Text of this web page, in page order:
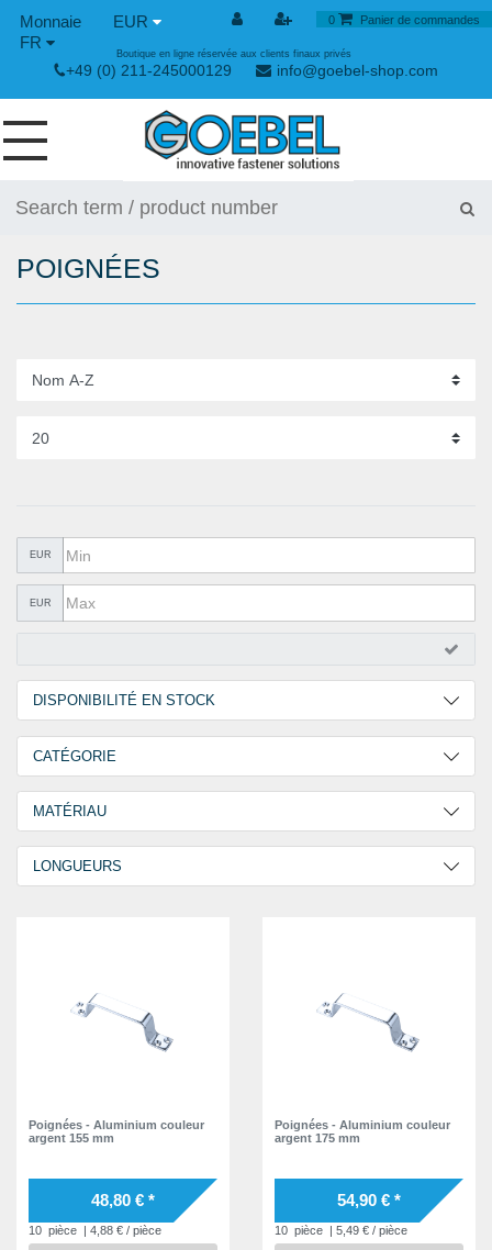
FR
EUR 0 Panier de commandes
+49 (0) 211-245000129 info@goebel-shop.com
Boutique en ligne réservée aux clients finaux privés
VIS
OUTILLAGE POUR RIVETS
COLLER ET ISOLER
EPI ÉQUIPEMENT
CATALOGUES
POIGNÉES
EUR
EUR
DISPONIBILITÉ EN STOCK
2 Jours
30 Jours 1
CATÉGORIE
Poignées
MATÉRIAU
Acier inoxydable V2A / A2 [ AISI 304/02 ]
LONGUEURS
Poignées - Aluminium couleur
argent 155 mm
48,80 € *
10 pièce | 4,88 € / pièce
Poignées - Aluminium couleur
argent 175 mm
54,90 € *
10 pièce | 5,49 € / pièce